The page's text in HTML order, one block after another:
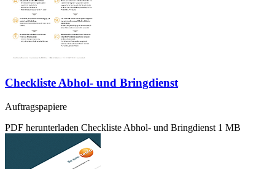
Checkliste Abhol- und Bringdienst
Auftragspapiere
PDF herunterladen Checkliste Abhol- und Bringdienst 1 MB